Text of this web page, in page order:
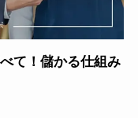
て！儲かる仕組み